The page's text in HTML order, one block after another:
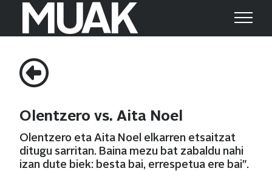
MUAK
for:
Olentzero vs. Aita Noel
Olentzero eta Aita Noel elkarren etsaitzat
ditugu sarritan. Baina mezu bat zabaldu nahi
izan dute biek: besta bai, errespetua ere bai".